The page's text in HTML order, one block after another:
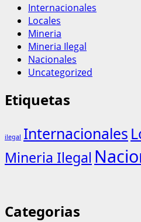
Internacionales
Locales
Mineria
Mineria Ilegal
Nacionales
Uncategorized
Etiquetas
ilegal Internacionales
Mineria Ilegal
Categorias